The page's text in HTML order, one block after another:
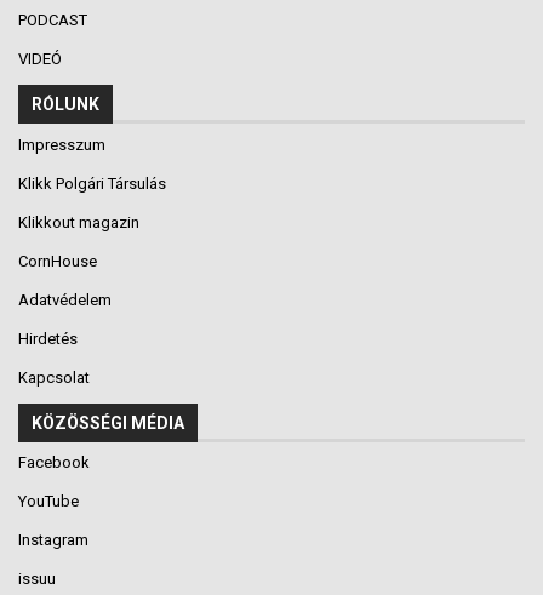
PODCAST
VIDEÓ
RÓLUNK
Impresszum
Klikk Polgári Társulás
Klikkout magazin
CornHouse
Adatvédelem
Hirdetés
Kapcsolat
KÖZÖSSÉGI MÉDIA
Facebook
YouTube
Instagram
issuu